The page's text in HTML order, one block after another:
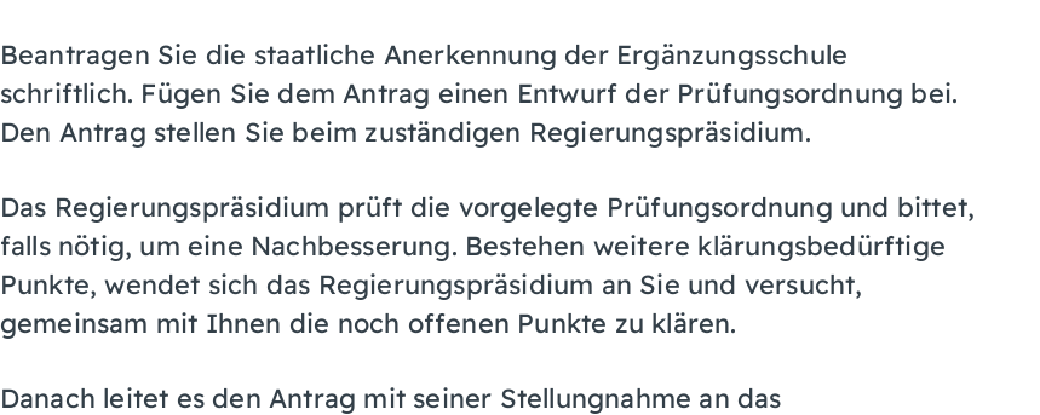
Beantragen Sie die staatliche Anerkennung der Ergänzungsschule
schriftlich. Fügen Sie dem Antrag einen Entwurf der Prüfungsordnung bei.
Den Antrag stellen Sie beim zuständigen Regierungspräsidium.
Das Regierungspräsidium prüft die vorgelegte Prüfungsordnung und bittet,
falls nötig, um eine Nachbesserung. Bestehen weitere klärungsbedürftige
Punkte, wendet sich das Regierungspräsidium an Sie und versucht,
gemeinsam mit Ihnen die noch offenen Punkte zu klären.
Danach leitet es den Antrag mit seiner Stellungnahme an das